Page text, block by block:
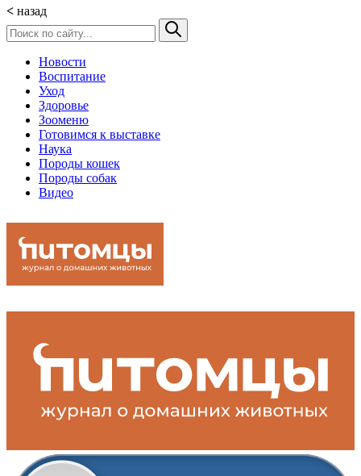
< назад
Новости
Воспитание
Уход
Здоровье
Зооменю
Готовимся к выставке
Наука
Породы кошек
Породы собак
Видео